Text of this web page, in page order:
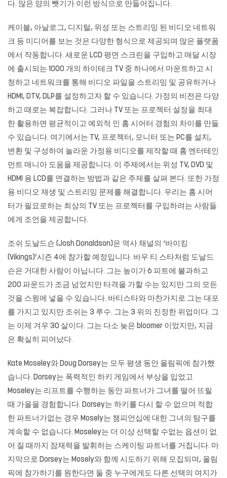
다. 많은 양의 뺏기가 이런 방식으로 만들어집니다.
케이블, 아날로그, 디지털, 위성 또는 스트리밍 된 비디오 네트워
크 등 미디어를 보는 것은 다양한 형식으로 제공되며 많은 플랫폼
에서 작동합니다. 새로운 LCD 평면 스크린을 구입하고 매달 시장
에 출시되는 1000 개의 하이테크 TV 중 하나에서 마운트하고 시
청하고 네트워크를 통해 비디오 파일을 스트리밍 및 공유하거나
HDMI, DTV, DLP를 설정하고자 할 수 있습니다. 가정의 비전은 다양
하고 때로는 복잡합니다. 그러나 TV 또는 프로젝터 설정을 최대
한 활용하면 평균적이고 예외적 인 홈 시어터 경험의 차이를 만들
수 있습니다. 여기에서는 TV, 프로젝터, 모니터 또는 PC를 설치,
변환 및 구성하여 놀라운 가정용 비디오를 제작할 때 홈 엔터테인
먼트 매니아 도움을 제공합니다. 이 주제에서는 위성 TV, DVD 및
HDMI 용 LCD를 연결하는 방법과 같은 주제를 살펴 본다. 또한 가정
용 비디오 재생 및 스트리밍 문제를 해결합니다. 우리는 홈 시어
터가 필요로하는 최상의 TV 또는 프로젝터를 구입하려는 사람들
에게 조언을 제공합니다.
조쉬 도날드슨 (Josh Donaldson)은 역사 채널의 ‘바이킹
(Vikings)’시즌 4에 참가할 예정입니다. 바우 티 스타처럼 도날드
슨은 거대한 사람이 아닙니다. 그는 높이가 6 피트에 불과하고
200 파운드가 조금 넘었지만 타격을 가할 수는 있지만 그의 모든
것을 스윙에 넣을 수 있습니다. 바티스타와 마찬가지로 그는 대포
를 가지고 있지만 조쉬는 3 루수. 그는 3 위의 진정한 위업이다. 그
는 이제 겨우 30 살이다. 그는 다소 늦은 bloomer 이었지만, 지금
은 확실히 피어났다.
Kate Moseley와 Doug Dorsey는 모두 평생 동안 올림픽에 참가했
습니다. Dorsey는 폭력적인 하키 게임에서 부상을 입었고
Moseley는 리프트를 수행하는 동안 파트너가 그녀를 떨어 뜨릴
때 가을을 경험합니다. Dorsey는 하키를 다시 할 수 없으며 적합
한 파트너가없는 경우 Mosely는 챔피언십에 대한 그녀의 탐구를
계속할 수 없습니다. Moseley는 더 이상 선택할 수없는 옵션이 없
어 질 때까지 잠재력을 발휘하는 스케이팅 파트너를 거칩니다. 마
지막으로 Dorsey는 Mosely와 함께 시도하기 위해 모집되며, 올림
픽에 참가하기를 원한다면 둘 중 누구에게도 다른 선택의 여지가